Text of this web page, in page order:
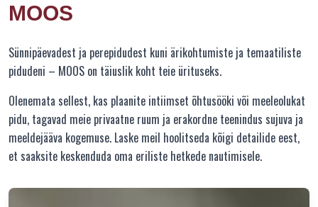
MOOS
Sünnipäevadest ja perepidudest kuni ärikohtumiste ja temaatiliste
pidudeni – MOOS on täiuslik koht teie ürituseks.
Olenemata sellest, kas plaanite intiimset õhtusööki või meeleolukat
pidu, tagavad meie privaatne ruum ja erakordne teenindus sujuva ja
meeldejääva kogemuse. Laske meil hoolitseda kõigi detailide eest,
et saaksite keskenduda oma eriliste hetkede nautimisele.